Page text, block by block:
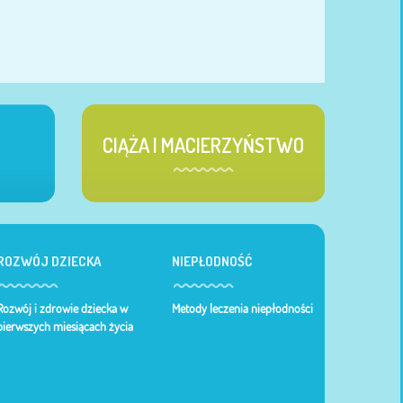
CIĄŻA I MACIERZYŃSTWO
DZIECKA
i zdrowie dziecka w
miesiącach życia
NIEPŁODNOŚĆ
Metody leczenia niepłodności